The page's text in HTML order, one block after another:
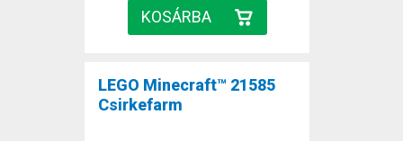
LEGO Minecraft™ 21585
Csirkefarm